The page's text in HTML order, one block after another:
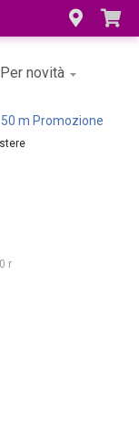
Per novità
m Promozione
r